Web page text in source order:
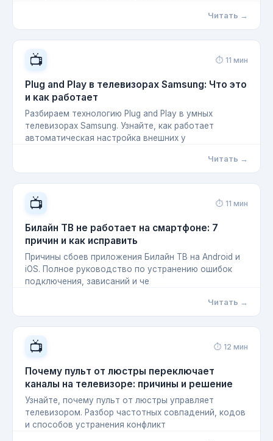
Читать →
📺 ⏱ 11 мин
Plug and Play в телевизорах Samsung: Что это
и как работает
Разбираем технологию Plug and Play в умных
телевизорах Samsung. Узнайте, как работает
автоматическая настройка внешних у
Читать →
📺 ⏱ 11 мин
Билайн ТВ не работает на смартфоне: 7
причин и как исправить
Причины сбоев приложения Билайн ТВ на Android и
iOS. Полное руководство по устранению ошибок
подключения, зависаний и че
Читать →
📺 ⏱ 12 мин
Почему пульт от люстры переключает
каналы на телевизоре: причины и решение
Узнайте, почему пульт от люстры управляет
телевизором. Разбор частотных совпадений, кодов
и способов устранения конфликт